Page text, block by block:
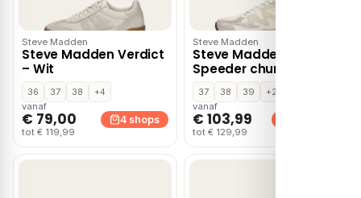
Steve Madden
Steve Madden Verdict
– Wit
36 37 38
+4
vanaf
€ 79,00
tot € 119,99
4 shops
Steve Madden
Steve Madden
Speeder chunky
sneakers ecru
37 38 39
+2
vanaf
€ 103,99
tot € 129,99